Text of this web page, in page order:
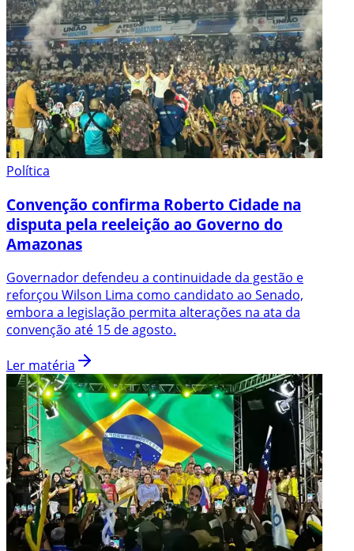
Política
Convenção confirma Roberto Cidade na
disputa pela reeleição ao Governo do
Amazonas
Governador defendeu a continuidade da gestão e
reforçou Wilson Lima como candidato ao Senado,
embora a legislação permita alterações na ata da
convenção até 15 de agosto.
Ler matéria